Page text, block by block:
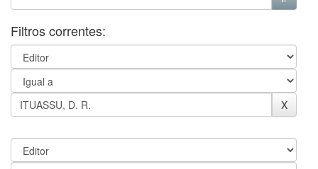
Filtros correntes: